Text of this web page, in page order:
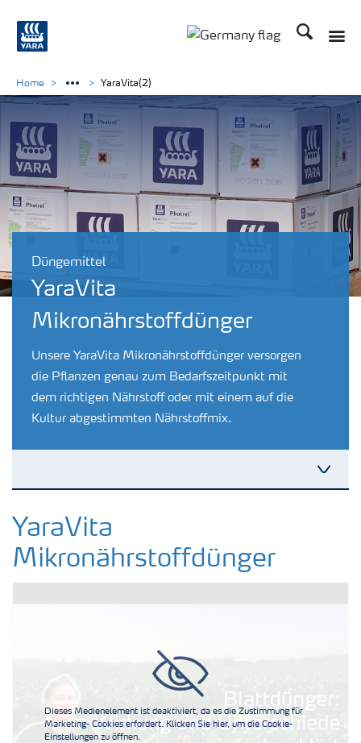
Suchen
Düngemittel
YaraVita
Mikronährstoffdünger
Unsere YaraVita Mikronährstoffdünger versorgen
die Pflanzen genau zum Bedarfszeitpunkt mit
dem richtigen Nährstoff oder mit einem auf die
Kultur abgestimmten Nährstoffmix.
Kulturen
Düngemittel
Düngeranwendung
Home YaraVita(2)
YaraVita
Mikronährstoffdünger
Dieses Medienelement ist deaktiviert, da es die Zustimmung für
Marketing- Cookies erfordert. Klicken Sie hier, um die Cookie-
Einstellungen zu öffnen.